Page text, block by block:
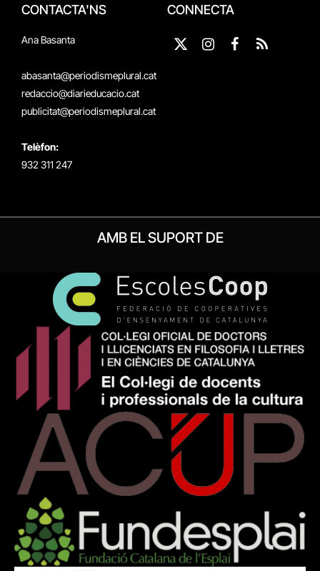
CONTACTA'NS
Ana Basanta
abasanta@periodismeplural.cat
redaccio@diarieducacio.cat
publicitat@periodismeplural.cat
Telèfon:
932 311 247
CONNECTA
X
Instagram
Facebook
RSS
AMB EL SUPORT DE